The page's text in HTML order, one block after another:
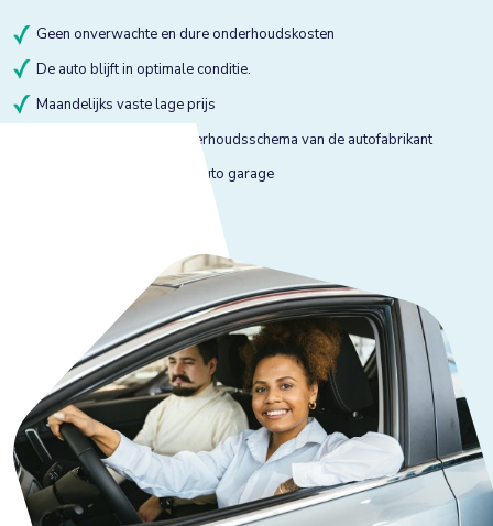
Geen onverwachte en dure onderhoudskosten
De auto blijft in optimale conditie.
Maandelijks vaste lage prijs
Onderhoud volgens onderhoudsschema van de autofabrikant
Onderhoud bij gekeurde auto garage